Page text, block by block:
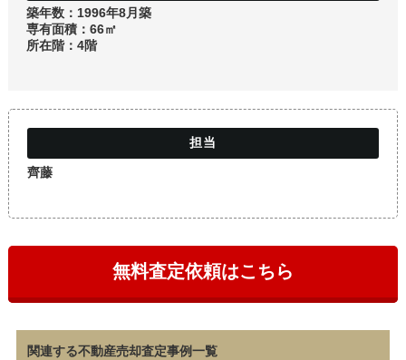
築年数：1996年8月築
専有面積：66㎡
所在階：4階
齊藤
無料査定依頼はこちら
関連する不動産売却査定事例一覧